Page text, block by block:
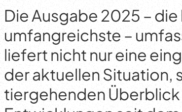
Die Ausgabe 2025 –
umfangreichste –
liefert nicht nur eine
der aktuellen Situation,
tiergehenden Überblick